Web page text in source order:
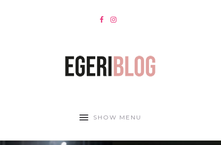
SHOW MENU